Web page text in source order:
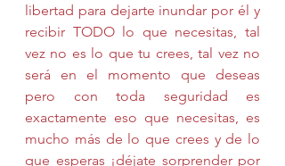
libertad para dejarte inundar por él y
recibir TODO lo que necesitas, tal
vez no es lo que tu crees, tal vez no
será en el momento que deseas
pero con toda seguridad es
exactamente eso que necesitas, es
mucho más de lo que crees y de lo
que esperas ¡déjate sorprender por